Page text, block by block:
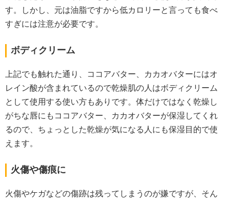
す。しかし、元は油脂ですから低カロリーと言っても食べ
すぎには注意が必要です。
ボディクリーム
上記でも触れた通り、ココアバター、カカオバターにはオ
レイン酸が含まれているので乾燥肌の人はボディクリーム
として使用する使い方もありです。体だけではなく乾燥し
がちな唇にもココアバター、カカオバターが保湿してくれ
るので、ちょっとした乾燥が気になる人にも保湿目的で使
えます。
火傷や傷痕に
火傷やケガなどの傷跡は残ってしまうのが嫌ですが、そん